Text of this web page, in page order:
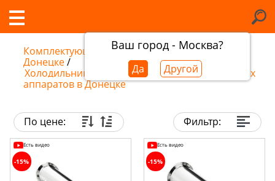
Ваш город - Москва?
Да Другой
Комплектующие самогонных аппаратов в
Донецке/
Холодильники и дефлегматоры для самогонных
аппаратов в Донецке
По цене: Фильтр:
Есть видео
-15%
Есть видео
-15%